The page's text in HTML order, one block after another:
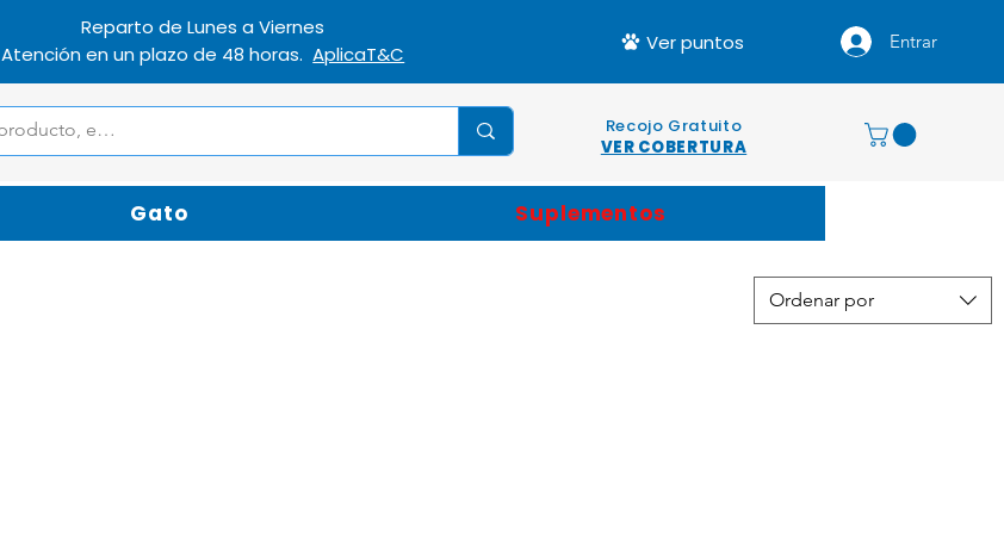
Reparto de Lunes a Viernes
Atención en un plazo de 48 horas.AplicaT&C
Entrar
Ver puntos
Recojo Gratuito
VER COBERTURA
Gato Suplementos
Ordenar por